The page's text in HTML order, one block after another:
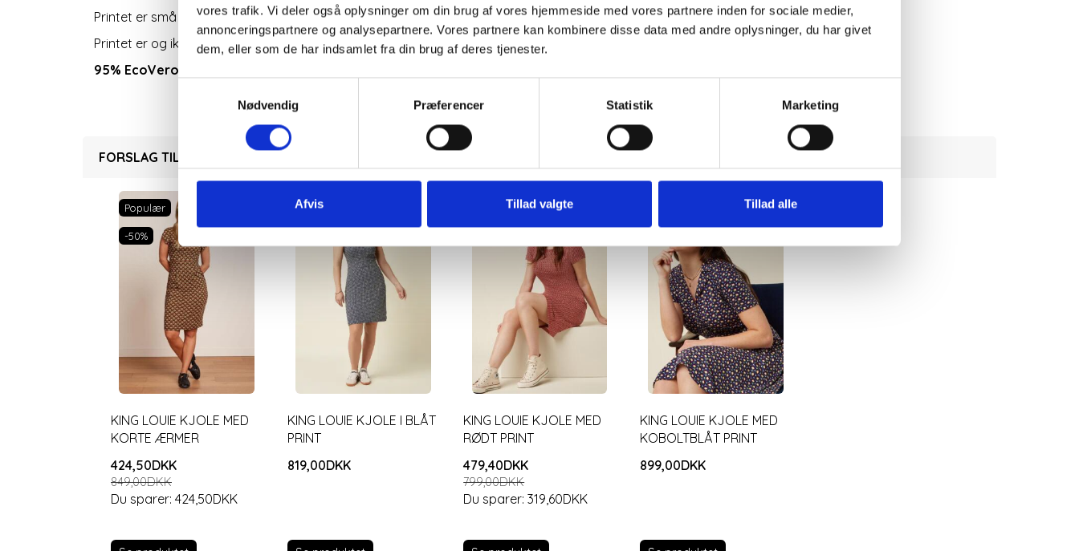
vores trafik. Vi deler også oplysninger om din brug af vores hjemmeside med vores partnere inden for sociale medier,
annonceringspartnere og analysepartnere. Vores partnere kan kombinere disse data med andre oplysninger, du har givet
dem, eller som de har indsamlet fra din brug af deres tjenester.
Nødvendig
Præferencer Statistik Marketing
Afvis Tillad valgte Tillad alle
Printet er små grafiske blomster i 2 slags grøn, violet, orange og råhvid.
Printet er og ikke mindst kjolen er tidløs og kan bruges til så mange forskellige anledninger.
95% EcoVero viskose og 5% elastan.Kan vaskes i maskine på 30 grader skånsomt.
FORSLAG TIL DIG
Populær
-50%
KING LOUIE KJOLE MED
KORTE ÆRMER
424,50DKK
849,00DKK
Du sparer: 424,50DKK
KING LOUIE KJOLE I BLÅT
PRINT
819,00DKK
KING LOUIE KJOLE MED
RØDT PRINT
479,40DKK
799,00DKK
Du sparer:319,60DKK
KING LOUIE KJOLE MED
KOBOLTBLÅT PRINT
899,00DKK